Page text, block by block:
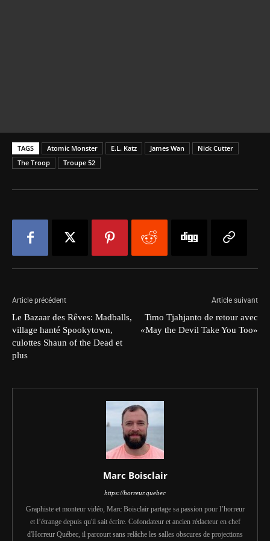
TAGS Atomic Monster E.L. Katz James Wan
Nick Cutter
The Troop
Troupe 52
Article précédent
Le Bazaar des Rêves: Madballs,
village hanté Spookytown,
culottes Shaun of the Dead et
plus
Article suivant
Timo Tjahjanto de retour avec
«May the Devil Take You Too»
Marc Boisclair
https://horreur.quebec
Graphiste et monteur vidéo, Marc Boisclair partage sa passion pour l’horreur
et l’étrange depuis qu'il sait écrire. Cofondateur et ancien rédacteur en chef
d'Horreur Québec, il parcourt sans relâche les salles obscures de projections